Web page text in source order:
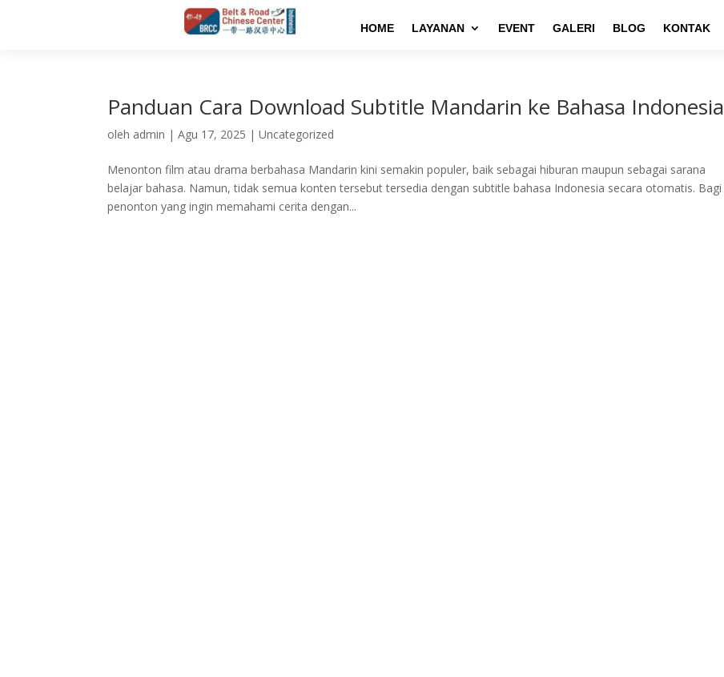
HOME LAYANAN EVENT GALERI BLOG KONTAK
Panduan Cara Download Subtitle Mandarin ke Bahasa Indonesia
oleh admin |Agu 17, 2025 |Uncategorized
Menonton film atau drama berbahasa Mandarin kini semakin populer, baik sebagai hiburan maupun sebagai sarana
belajar bahasa. Namun, tidak semua konten tersebut tersedia dengan subtitle bahasa Indonesia secara otomatis. Bagi
penonton yang ingin memahami cerita dengan...